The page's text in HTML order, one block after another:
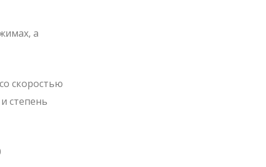
а
скоростью
степень